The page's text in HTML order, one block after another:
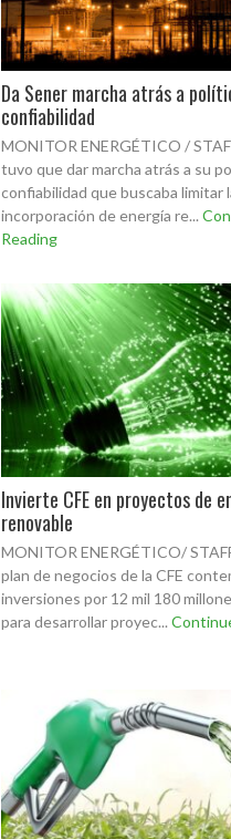
Da Sener marcha atrás a
confiabilidad
MONITOR ENERGÉTICO /
tuvo que dar marcha atrás a su
confiabilidad que buscaba limitar
incorporación de energía re...
Reading
Invierte CFE en proyectos de
renovable
MONITOR ENERGÉTICO/
plan de negocios de la CFE
inversiones por 12 mil 180
para desarrollar proyec...